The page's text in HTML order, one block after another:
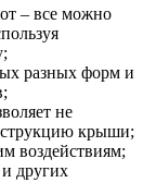
– все можно
разных форм и
не
крыши;
воздействиям;
и других